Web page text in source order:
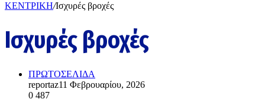
ΚΕΝΤΡΙΚΗ/Ισχυρές βροχές
Ισχυρές βροχές
ΠΡΩΤΟΣΕΛΙΔΑ
reportaz11 Φεβρουαρίου, 2026
0 487